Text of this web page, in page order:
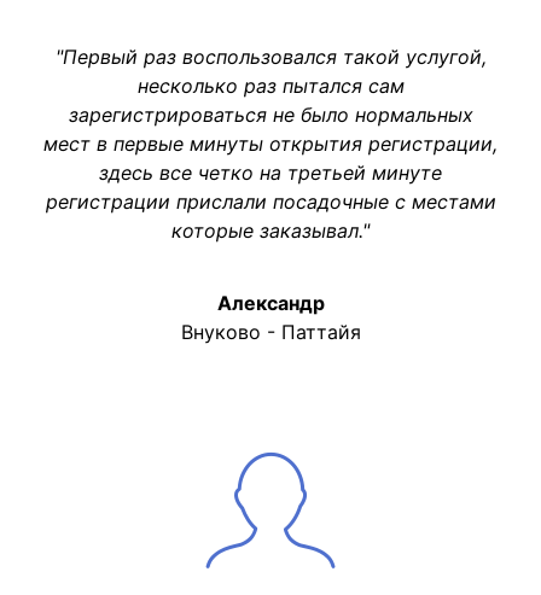
"Первый раз воспользовался такой услугой,
несколько раз пытался сам
зарегистрироваться не было нормальных
мест в первые минуты открытия регистрации,
здесь все четко на третьей минуте
регистрации прислали посадочные с местами
которые заказывал."
Александр
Внуково - Паттайя